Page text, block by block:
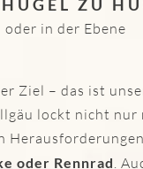
ZU
oder in der Ebene
Ziel – das ist
lockt nicht nur
oder Rennrad .